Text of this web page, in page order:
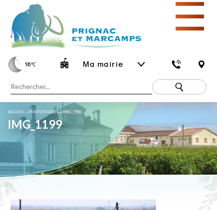
16℃ Ma mairie
☰
ACCUEIL » PHOTOTHÈQUE»IMG_1199
IMG_1199